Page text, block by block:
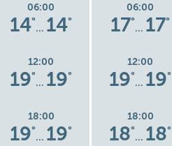
06:00
14°
… 14°
12:00
19°
… 19°
18:00
19°
… 19°
06:00
17°
… 17°
12:00
19°
… 19°
18:00
18°
… 18°